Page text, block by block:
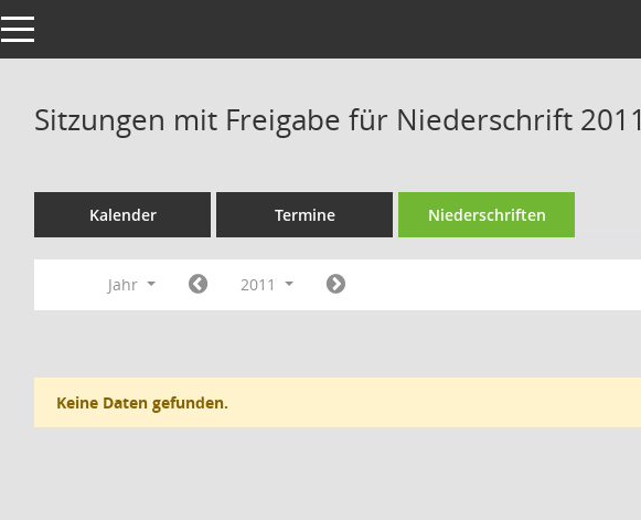
Toggle navigation
Sitzungen mit Freigabe für Niederschrift 2011
Kalender Termine Niederschriften
Jahr 2011
Keine Daten gefunden.